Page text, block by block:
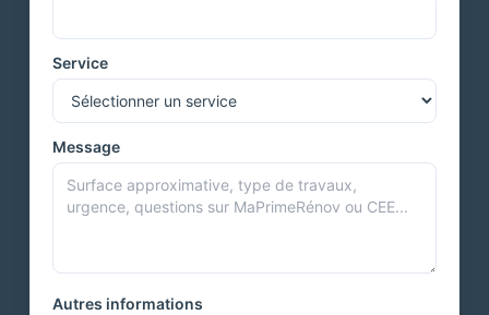
Service
Message
Autres informations